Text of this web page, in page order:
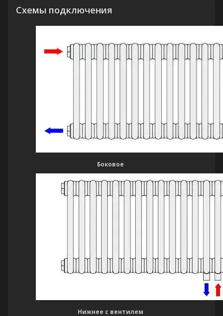
Схемы подключения
Боковое
Нижнее с вентилем